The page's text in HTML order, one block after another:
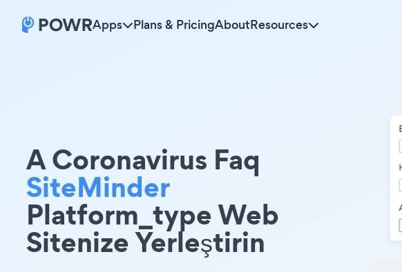
Apps Plans & PricingAboutResources
A Coronavirus Faq
SiteMinder
Platform_type Web
Sitenize Yerleştirin